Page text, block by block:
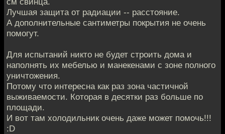
Лучшая защита от радиации -- расстояние.
А дополнительные сантиметры покрытия не очень
помогут.
Для испытаний никто не будет строить дома и
наполнять их мебелью и манекенами с зоне полного
уничтожения.
Потому что интересна как раз зона частичной
выживаемости. Которая в десятки раз больше по
площади.
И вот там холодильник очень даже может помочь!!!
:D